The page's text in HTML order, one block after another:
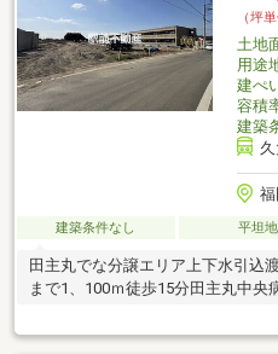
（坪
土地
用途
建ぺ
容積
建築
建築条件なし 平坦地
田主丸でな分譲エリア上下水引込
まで1、100ｍ徒歩15分田主丸中央